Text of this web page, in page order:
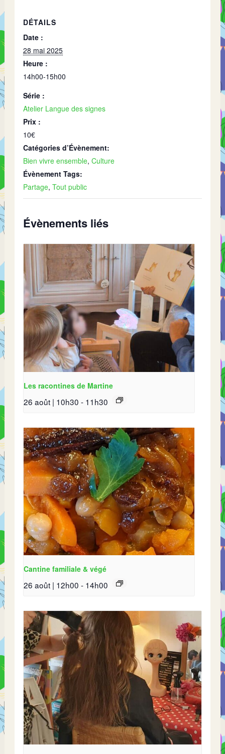
DÉTAILS
Date :
28 mai 2025
Heure :
14h00-15h00
Série :
Atelier Langue des signes
Prix :
10€
Catégories d’Évènement:
Bien vivre ensemble,Culture
Évènement Tags:
Partage,Tout public
Évènements liés
Les racontines de Martine
26 août | 10h30 - 11h30
Cantine familiale & végé
26 août | 12h00 - 14h00